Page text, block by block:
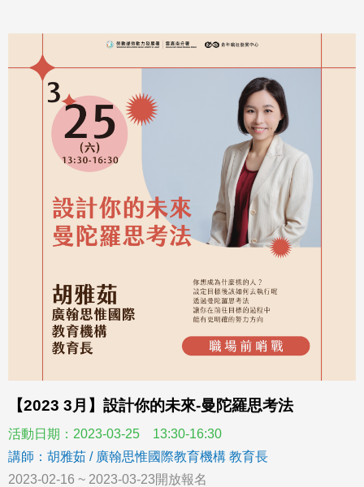
【2023 3月】設計你的未來-曼陀羅思考法
活動日期：2023-03-25 13:30-16:30
講師：胡雅茹 / 廣翰思惟國際教育機構 教育長
2023-02-16 ~ 2023-03-23開放報名